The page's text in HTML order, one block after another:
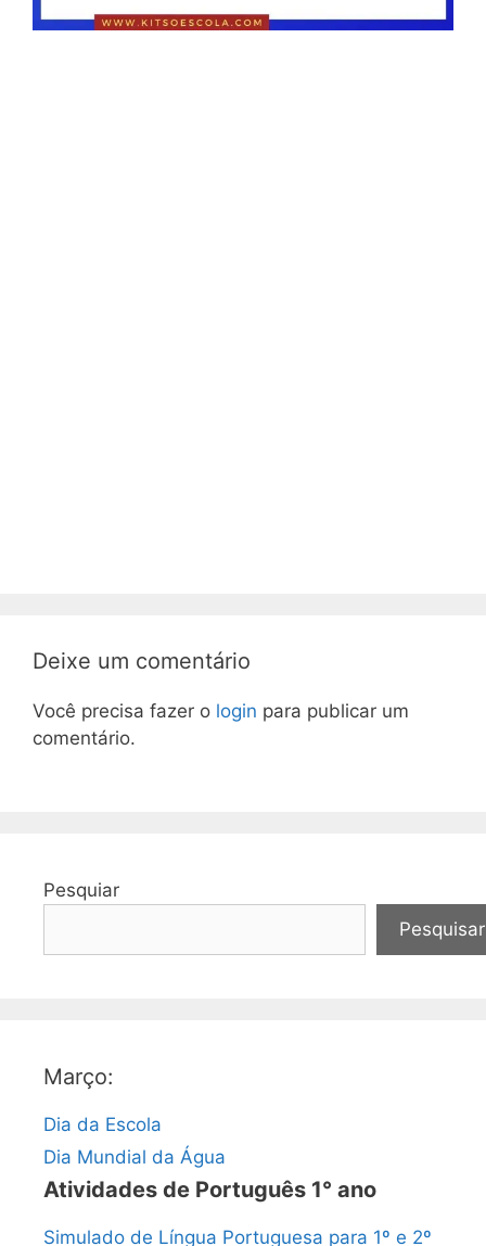
Deixe um comentário
Você precisa fazer o login para publicar um
comentário.
Pesquiar
Pesquisar
Março:
Dia da Escola
Dia Mundial da Água
Atividades de Português 1° ano
Simulado de Língua Portuguesa para 1º e 2º